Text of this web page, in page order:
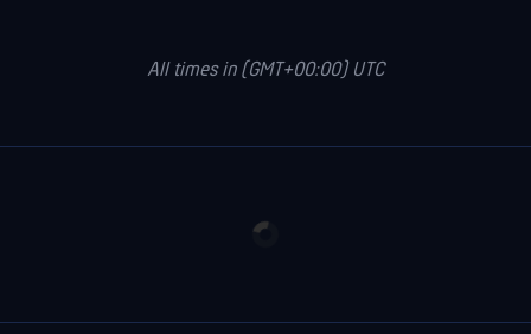
All times in (GMT+00:00) UTC